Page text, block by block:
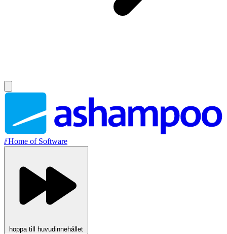
//Home of Software
hoppa till huvudinnehållet